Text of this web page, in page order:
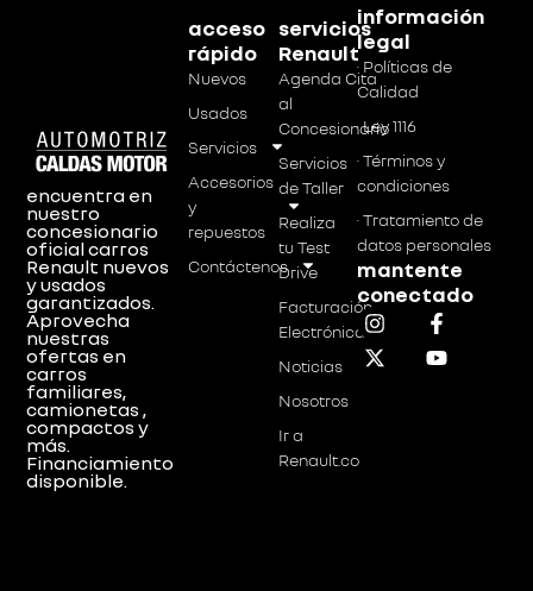
encuentra en
nuestro
concesionario
oficial carros
Renault nuevos
y usados
garantizados.
Aprovecha
nuestras
ofertas en
carros
familiares,
camionetas ,
compactos y
más.
Financiamiento
disponible.
servicios
Renault
Agenda Cita
al
Concesionario
Servicios
de Taller
Realiza
tu Test
Drive
Facturación
Electrónica
Noticias
Nosotros
Ir a
Renault.co
acceso
rápido
Nuevos
Usados
Servicios
Accesorios
y
repuestos
Contáctenos
información
legal
· Políticas de
Calidad
· Ley 1116
· Términos y
condiciones
· Tratamiento de
datos personales
mantente
conectado